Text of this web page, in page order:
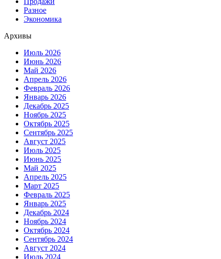
Разное
Экономика
Архивы
Июль 2026
Июнь 2026
Май 2026
Апрель 2026
Февраль 2026
Январь 2026
Декабрь 2025
Ноябрь 2025
Октябрь 2025
Сентябрь 2025
Август 2025
Июль 2025
Июнь 2025
Май 2025
Апрель 2025
Март 2025
Февраль 2025
Январь 2025
Декабрь 2024
Ноябрь 2024
Октябрь 2024
Сентябрь 2024
Август 2024
Июль 2024